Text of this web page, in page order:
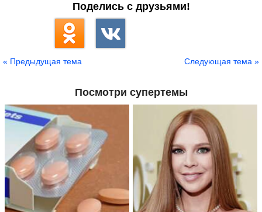
Поделись с друзьями!
« Предыдущая тема Следующая тема »
Посмотри супертемы